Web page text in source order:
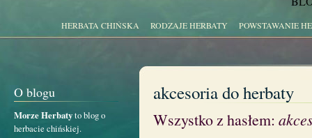
HERBATA CHIŃSKA RODZAJE HERBATY POWSTAWANIE
O blogu
Morze Herbatyto blog o
herbacie chińskiej.
akcesoria do herbaty
Wszystko z hasłem: